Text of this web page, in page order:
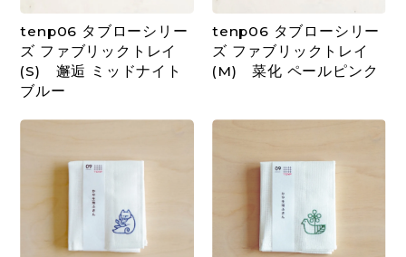
tenp06 タブローシリー
ズ ファブリックトレイ
(S) 邂逅 ミッドナイト
ブルー
tenp06 タブローシリー
ズ ファブリックトレイ
(M) 菜化 ペールピンク